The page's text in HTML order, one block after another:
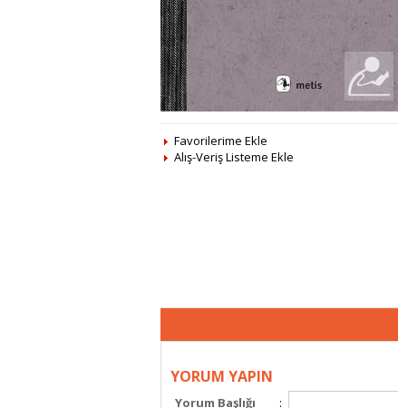
Favorilerime Ekle
Alış-Veriş Listeme Ekle
YORUM YAPIN
Yorum Başlığı :